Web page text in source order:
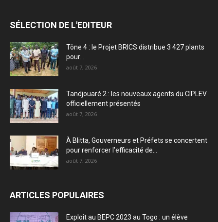
SÉLECTION DE L'EDITEUR
Tône 4 : le Projet BRICS distribue 3 427 plants
pour...
août 7, 2026
Tandjouaré 2 : les nouveaux agents du CIPLEV
officiellement présentés
août 7, 2026
À Blitta, Gouverneurs et Préfets se concertent
pour renforcer l’efficacité de...
août 7, 2026
ARTICLES POPULAIRES
Exploit au BEPC 2023 au Togo : un élève